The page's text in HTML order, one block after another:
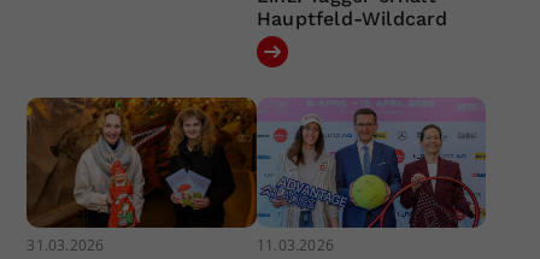
Hauptfeld-Wildcard
31.03.2026 11.03.2026